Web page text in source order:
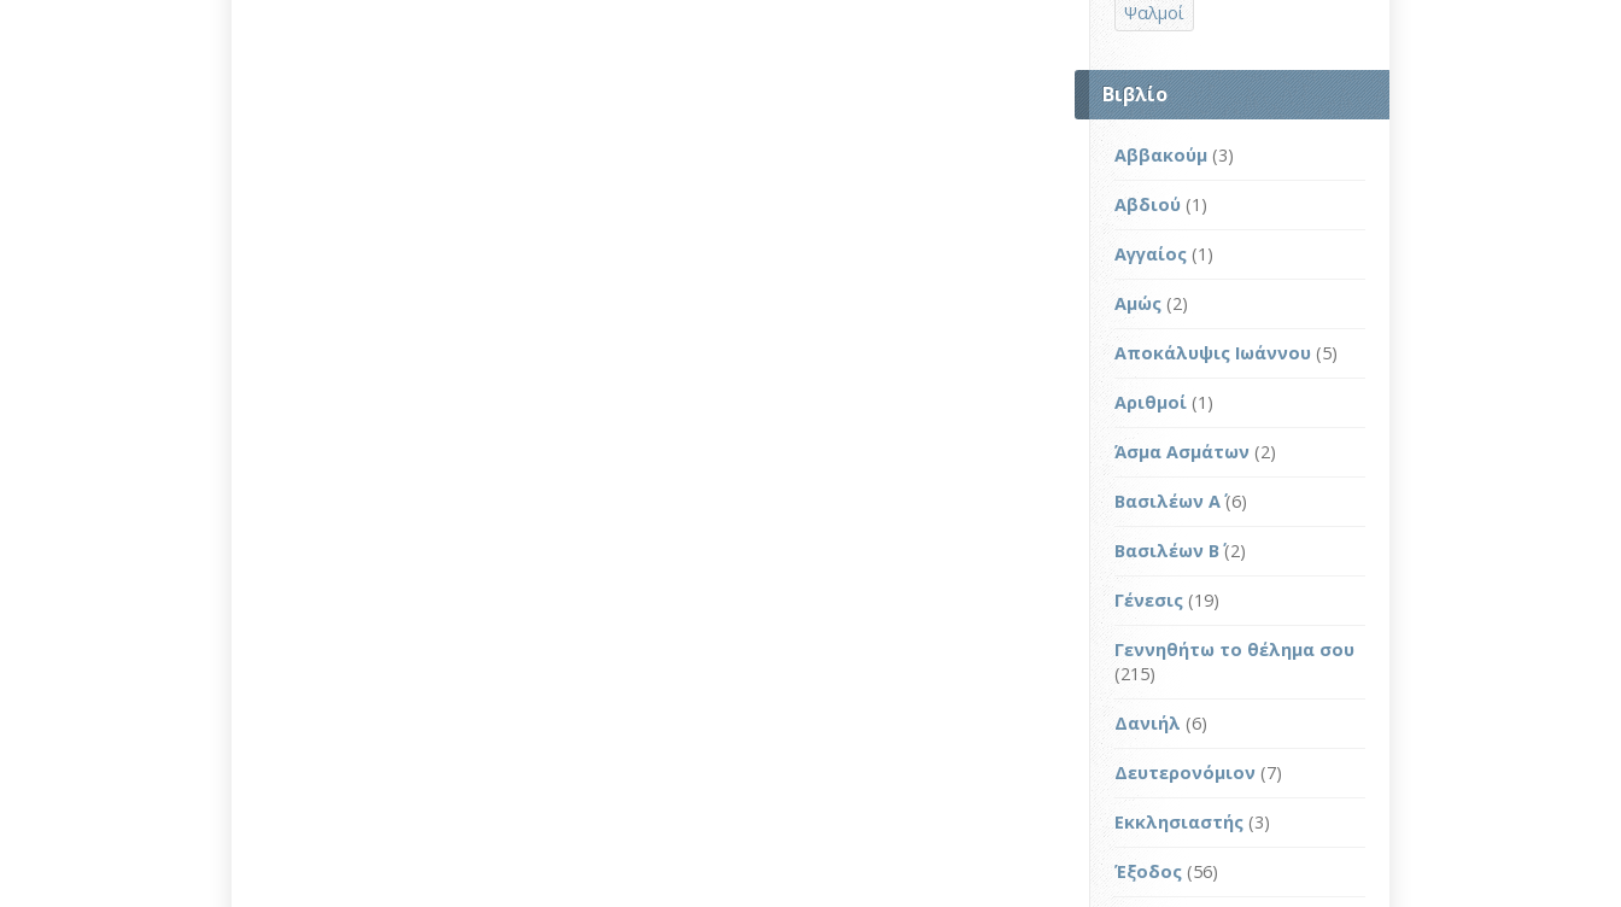
Ψαλμοί
Βιβλίο
Αββακούμ (3)
Αβδιού (1)
Αγγαίος (1)
Αμώς (2)
Αποκάλυψις Ιωάννου (5)
Αριθμοί (1)
Άσμα Ασμάτων (2)
Βασιλέων Α΄(6)
Βασιλέων Β΄ (2)
Γένεσις (19)
Γεννηθήτω το θέλημα σου
(215)
Δανιήλ (6)
Δευτερονόμιον (7)
Εκκλησιαστής (3)
Έξοδος (56)